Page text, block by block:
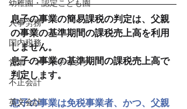
幼稚園・認定こども園
人事労務
国内税務
営業・マーケティング
不正会計
英文会計
息子の事業の簡易課税の判定は、父親
の事業の基準期間の課税売上高を利用
しません。
息子の事業の基準期間の課税売上高で
判定します。
息子の事業は免税事業者、かつ、父親